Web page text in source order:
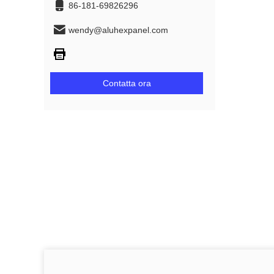
86-181-69826296
wendy@aluhexpanel.com
Contatta ora